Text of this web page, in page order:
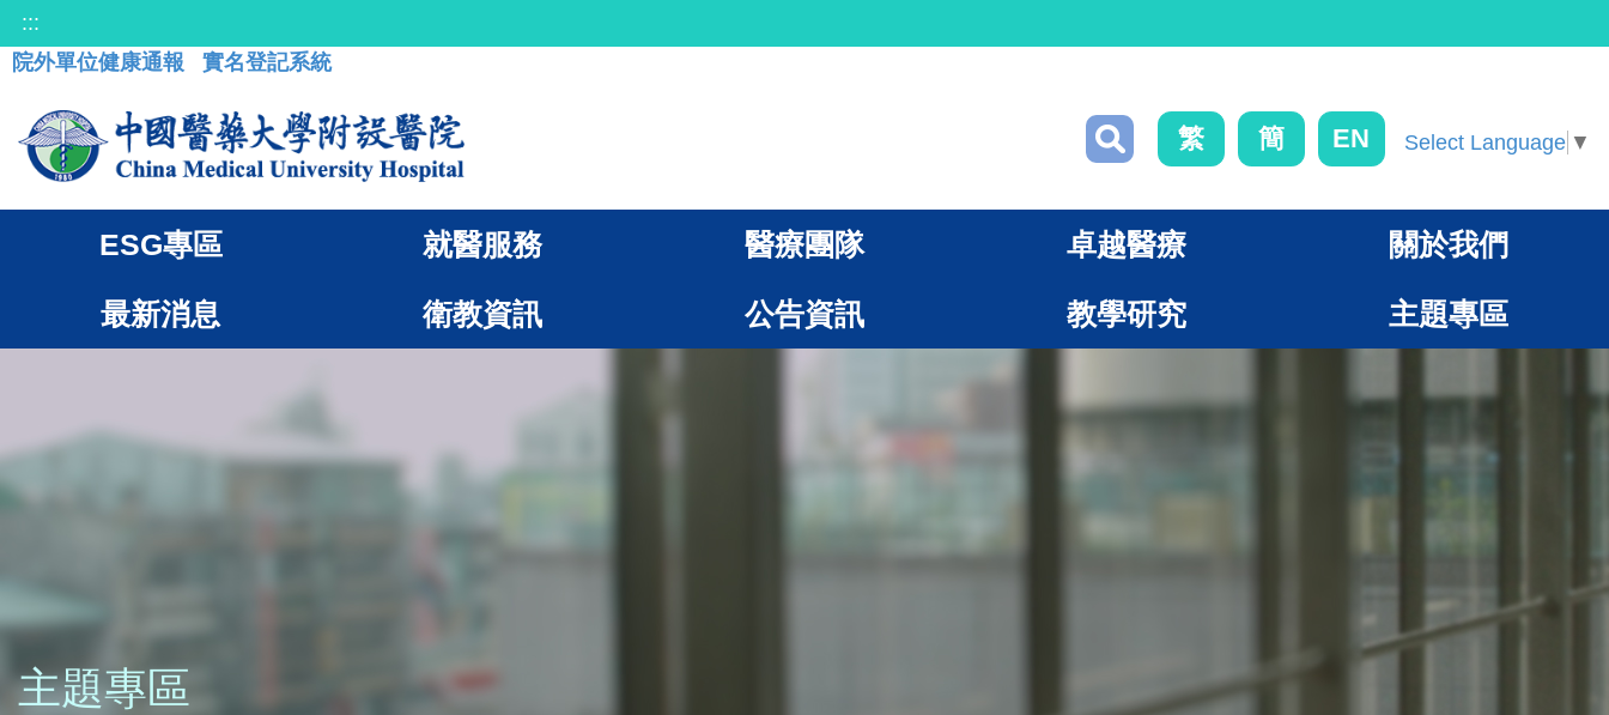
:::
院外單位健康通報
實名登記系統
繁 簡 EN Select Language ▼
ESG專區 就醫服務 醫療團隊 卓越醫療 關於我們
最新消息 衛教資訊 公告資訊 教學研究 主題專區
主題專區